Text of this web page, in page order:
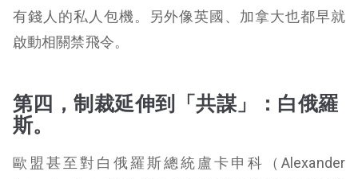
有錢人的私人包機。另外像英國、加拿大也都早就
啟動相關禁飛令。
第四，制裁延伸到「共謀」：白俄羅
斯。
歐盟甚至對白俄羅斯總統盧卡申科（Alexander